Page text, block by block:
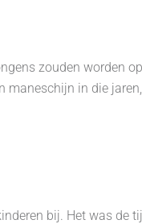
zouden worden
in die
bij. Het was de